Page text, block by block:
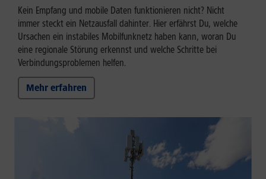
Kein Empfang und mobile Daten funktionieren nicht? Nicht
immer steckt ein Netzausfall dahinter. Hier erfährst Du, welche
Ursachen ein instabiles Mobilfunknetz haben kann, woran Du
eine regionale Störung erkennst und welche Schritte bei
Verbindungsproblemen helfen.
Mehr erfahren